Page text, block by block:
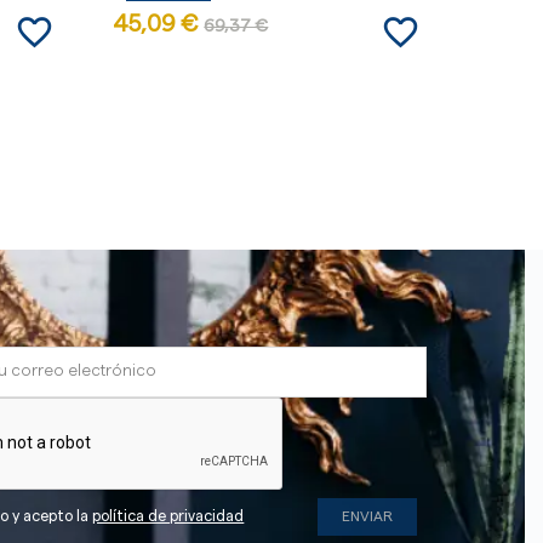
favorite_border 45,09 € 69,37 € favorite_border
y acepto lapolítica de privacidad